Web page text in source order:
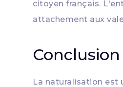
citoyen français.
attachement aux
Conclusion
La naturalisation est